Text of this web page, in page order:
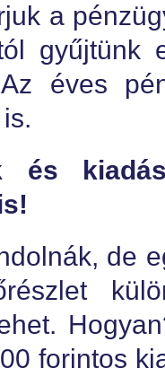
a
gyűjtünk
Az éves
is.
és
de
forintos